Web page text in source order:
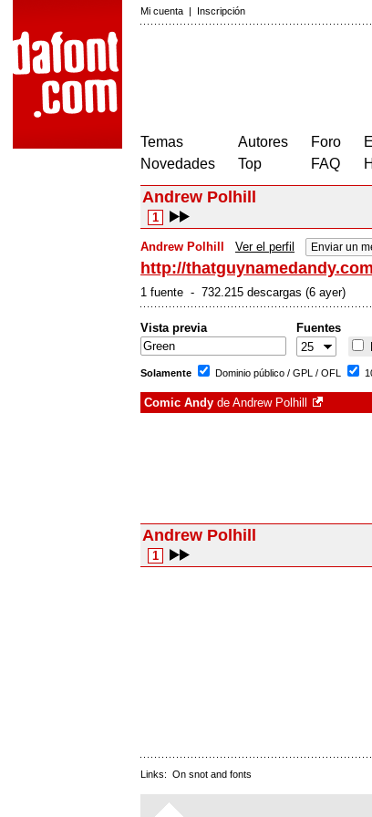
Mi cuenta | Inscripción
Temas
Novedades
Autores
Top
Foro
FAQ
Andrew Polhill
1
Andrew Polhill Ver el perfil Enviar un
http://
1 fuente - 732.215 descargas (6 ayer)
Vista previa
Fuentes
Solamente Dominio público / GPL / OFL
Comic Andy de Andrew Polhill
Andrew Polhill
1
Links: On snot and fonts